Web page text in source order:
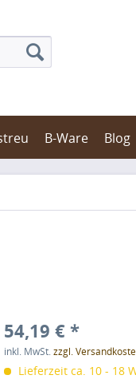
B-Ware Blog
54,19 € *
inkl. MwSt.zzgl.
Lieferzeit ca. 10 - 18